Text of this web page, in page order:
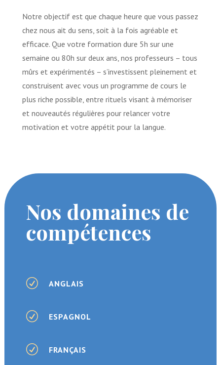
Notre objectif est que chaque heure que vous passez
chez nous ait du sens, soit à la fois agréable et
efficace. Que votre formation dure 5h sur une
semaine ou 80h sur deux ans, nos professeurs – tous
mûrs et expérimentés – s’investissent pleinement et
construisent avec vous un programme de cours le
plus riche possible, entre rituels visant à mémoriser
et nouveautés régulières pour relancer votre
motivation et votre appétit pour la langue.
Nos domaines de
compétences
R ANGLAIS
R ESPAGNOL
R FRANÇAIS